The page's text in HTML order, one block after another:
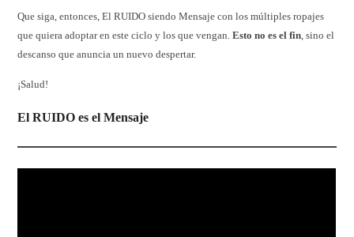
Que siga, entonces, El RUIDO siendo Mensaje con los múltiples ropajes
que quiera adoptar en este ciclo y los que vengan.Esto no es el fin, sino el
descanso que anuncia un nuevo despertar.
¡Salud!
El RUIDO es el Mensaje